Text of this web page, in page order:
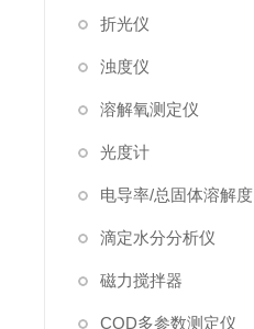
折光仪
浊度仪
溶解氧测定仪
光度计
电导率/总固体溶解度
滴定水分分析仪
磁力搅拌器
COD多参数测定仪